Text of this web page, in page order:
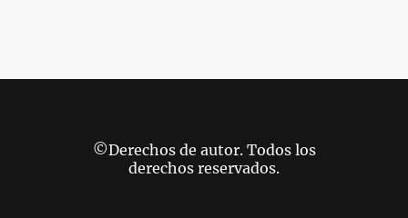
©Derechos de autor. Todos los
derechos reservados.